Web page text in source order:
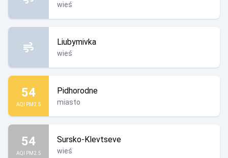
wieś
Liubymivka
wieś
54
AQI PM2.5
Pidhorodne
miasto
54
AQI PM2.5
Sursko-Klevtseve
wieś